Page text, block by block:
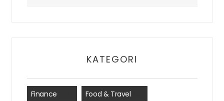
KATEGORI
Finance Food & Travel